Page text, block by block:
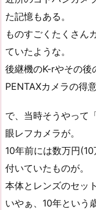
た記憶もある。
ものすごくたくさん
ていたような。
後継機のK-rやその後
PENTAXカメラの得
で、当時そうやって
眼レフカメラが。
10年前には数万円
付いていたものが。
本体とレンズのセッ
いやぁ、10年という